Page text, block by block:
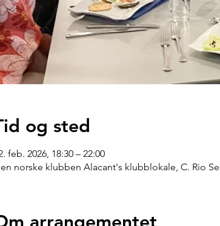
og sted
feb. 2026, 18:30 – 22:00
norske klubben Alacant's klubblokale, C. Rio